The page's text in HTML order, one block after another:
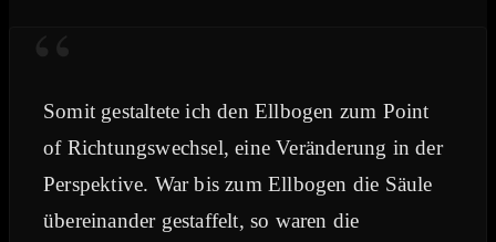
“
Somit gestaltete ich den Ellbogen zum Point
of Richtungswechsel, eine Veränderung in der
Perspektive. War bis zum Ellbogen die Säule
übereinander gestaffelt, so waren die